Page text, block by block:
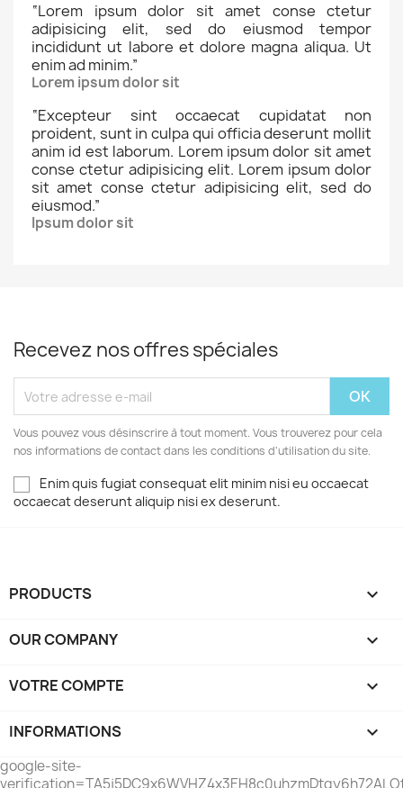
“Lorem ipsum dolor sit amet conse ctetur
adipisicing elit, sed do eiusmod tempor
incididunt ut labore et dolore magna aliqua. Ut
enim ad minim.”
Lorem ipsum dolor sit
“Excepteur sint occaecat cupidatat non
proident, sunt in culpa qui officia deserunt mollit
anim id est laborum. Lorem ipsum dolor sit amet
conse ctetur adipisicing elit. Lorem ipsum dolor
sit amet conse ctetur adipisicing elit, sed do
eiusmod.”
Ipsum dolor sit
Recevez nos offres spéciales
Vous pouvez vous désinscrire à tout moment. Vous trouverez pour cela
nos informations de contact dans les conditions d'utilisation du site.
Enim quis fugiat consequat elit minim nisi eu occaecat
occaecat deserunt aliquip nisi ex deserunt.
PRODUCTS 
OUR COMPANY 
VOTRE COMPTE 
INFORMATIONS keyboard_arrow_down
google-site-